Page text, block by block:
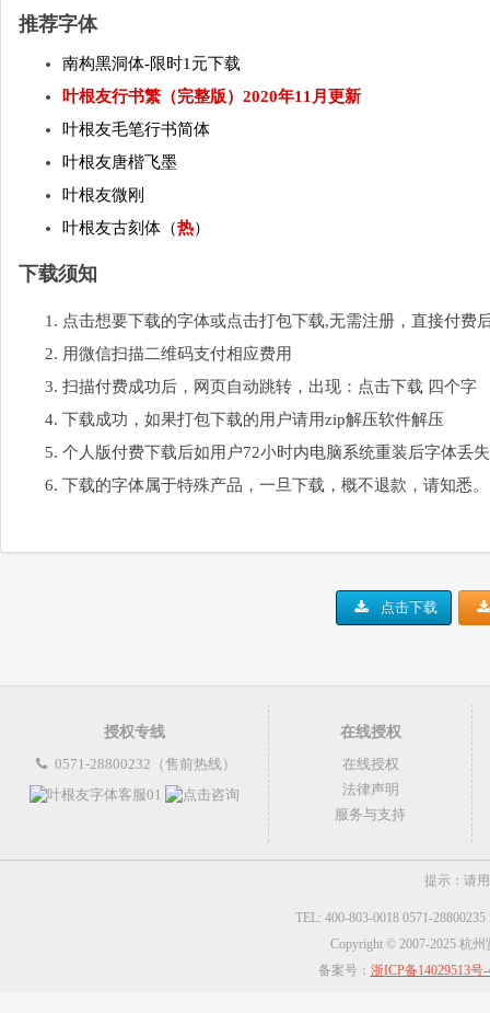
推荐字体
南构黑洞体-限时1元下载
叶根友行书繁（完整版）2020年11月更新
叶根友毛笔行书简体
叶根友唐楷飞墨
叶根友微刚
叶根友古刻体（热）
下载须知
点击想要下载的字体或点击打包下载,无需注册，直接付费
用微信扫描二维码支付相应费用
扫描付费成功后，网页自动跳转，出现：点击下载 四个字
下载成功，如果打包下载的用户请用zip解压软件解压
个人版付费下载后如用户72小时内电脑系统重装后字体丢
下载的字体属于特殊产品，一旦下载，概不退款，请知悉。
点击下载
授权专线
0571-28800232（售前热线）
在线授权
在线授权
法律声明
服务与支持
提示：请
TEL: 400-803-0018 0571-
Copyright © 2007-2025 杭
备案号： 浙ICP备14029513号-